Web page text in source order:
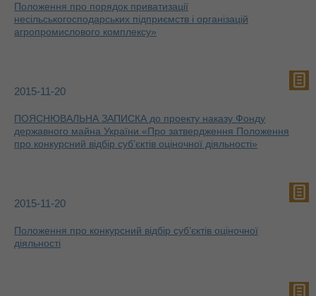
Положення про порядок приватизації
несільськогосподарських підприємств і організацій
агропромислового комплексу»
2015-11-20
ПОЯСНЮВАЛЬНА ЗАПИСКА до проекту наказу Фонду
державного майна України «Про затвердження Положення
про конкурсний відбір суб’єктів оціночної діяльності»
2015-11-20
Положення про конкурсний відбір суб’єктів оціночної
діяльності